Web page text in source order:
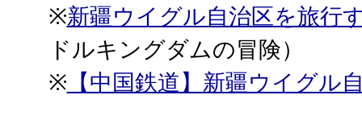
※新疆ウイグル自治区を旅行
ドルキングダムの冒険）
※ 【中国鉄道】新疆ウイグル